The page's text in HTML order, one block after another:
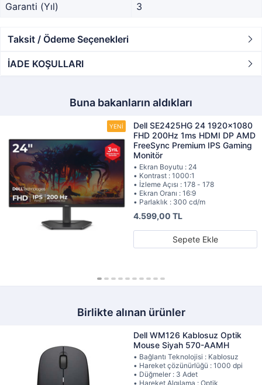
Garanti (Yıl)
3
Taksit / Ödeme Seçenekleri
İADE KOŞULLARI
Buna bakanların aldıkları
Dell SE2425HG 24 1920x1080
FHD 200Hz 1ms HDMI DP AMD
FreeSync Premium IPS Gaming
Monitör
• Ekran Boyutu : 24
• Kontrast : 1000:1
• İzleme Açısı : 178 - 178
• Ekran Oranı : 16:9
• Parlaklık : 300 cd/m
4.599,00 TL
Sepete Ekle
Birlikte alınan ürünler
Dell WM126 Kablosuz Optik
Mouse Siyah 570-AAMH
• Bağlantı Teknolojisi : Kablosuz
• Hareket çözünürlüğü : 1000 dpi
• Düğmeler : 3 Adet
• Hareket Algılama : Optik